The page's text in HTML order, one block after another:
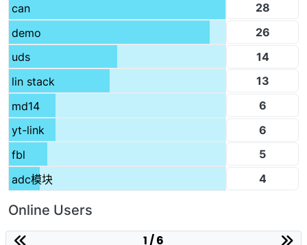
can
28
demo
26
uds
14
lin stack
13
md14
6
yt-link
6
fbl
5
adc模块
4
Online Users
1 / 6